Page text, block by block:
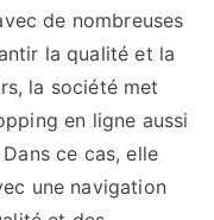
de nombreuses
la qualité et la
la société met
en ligne aussi
ce cas, elle
une navigation